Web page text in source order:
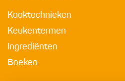
Kooktechnieken
Keukentermen
Ingrediënten
Boeken